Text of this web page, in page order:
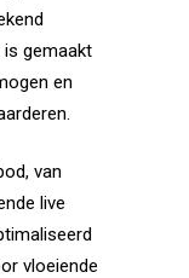
is gemaakt
en
van
live
vloeiende